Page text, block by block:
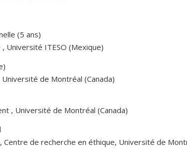
(5 ans)
Université ITESO (Mexique)
de Montréal (Canada)
, Université de Montréal (Canada)
Centre de recherche en éthique, Université de